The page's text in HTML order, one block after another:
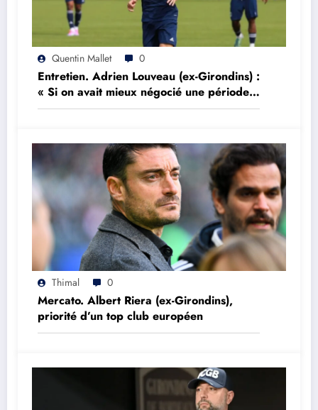
Quentin Mallet 0
Entretien. Adrien Louveau (ex-Girondins) :
« Si on avait mieux négocié une période,
on aurait peut être réalisé l’impensable »
Thimal 0
Mercato. Albert Riera (ex-Girondins),
priorité d’un top club européen